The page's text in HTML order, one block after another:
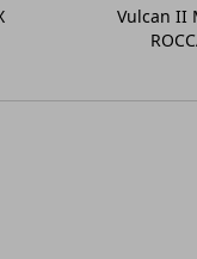
Vulcan II